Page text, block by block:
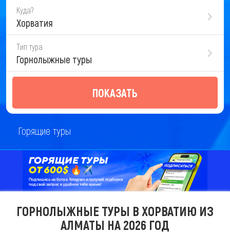
Куда?
Хорватия
Тип тура
Горнолыжные туры
ПОКАЗАТЬ
Горящие туры
ГОРНОЛЫЖНЫЕ ТУРЫ В ХОРВАТИЮ ИЗ
АЛМАТЫ НА 2026 ГОД